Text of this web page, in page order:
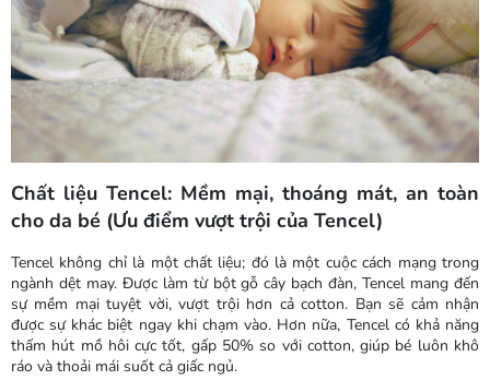
Chất liệu Tencel: Mềm mại, thoáng mát, an toàn
cho da bé (Ưu điểm vượt trội của Tencel)
Tencel không chỉ là một chất liệu; đó là một cuộc cách mạng trong
ngành dệt may. Được làm từ bột gỗ cây bạch đàn, Tencel mang đến
sự mềm mại tuyệt vời, vượt trội hơn cả cotton. Bạn sẽ cảm nhận
được sự khác biệt ngay khi chạm vào. Hơn nữa, Tencel có khả năng
thấm hút mồ hôi cực tốt, gấp 50% so với cotton, giúp bé luôn khô
ráo và thoải mái suốt cả giấc ngủ.